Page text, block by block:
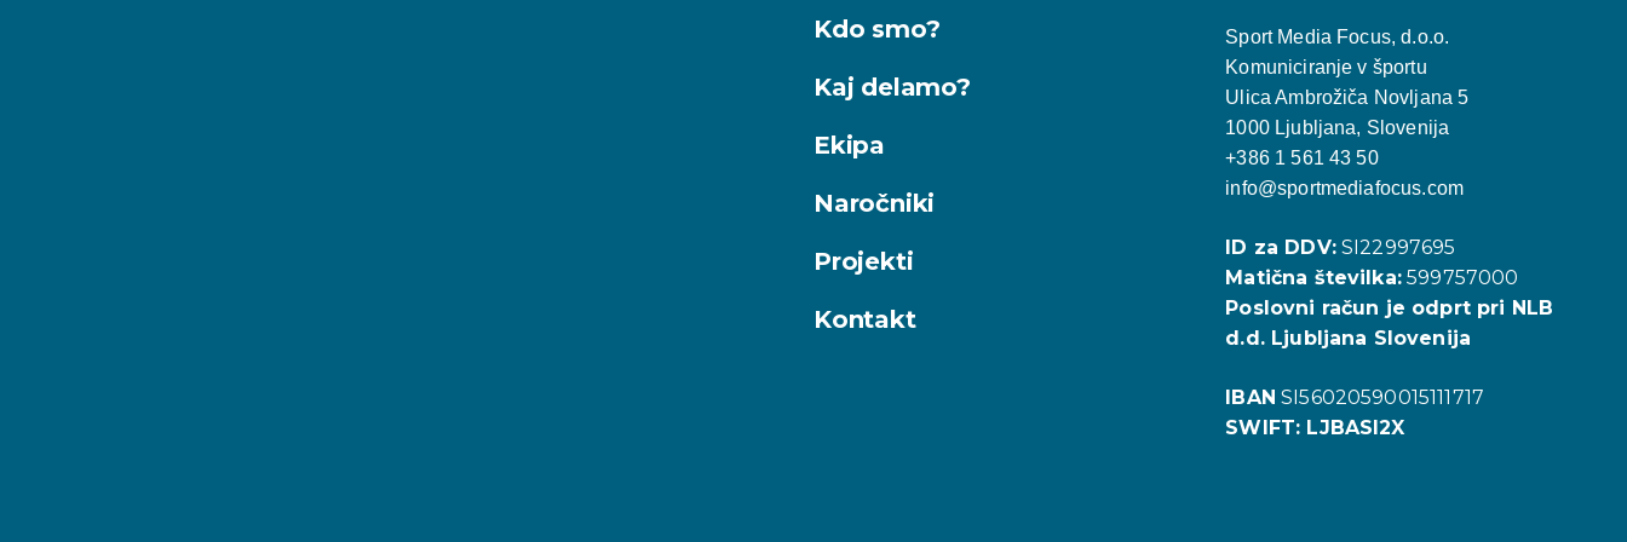
Kdo smo?
Kaj delamo?
Ekipa
Naročniki
Projekti
Kontakt
Sport Media Focus, d.o.o.
Komuniciranje v športu
Ulica Ambrožiča Novljana 5
1000 Ljubljana, Slovenija
+386 1 561 43 50
info@sportmediafocus.com
ID za DDV:SI22997695
Matična številka:599757000
Poslovni račun je odprt pri NLB
d.d. Ljubljana Slovenija
IBAN SI56020590015111717
SWIFT: LJBASI2X